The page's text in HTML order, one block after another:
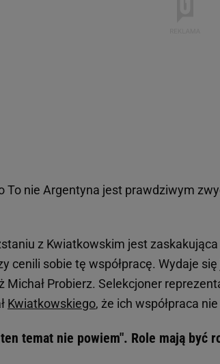
To nie Argentyna jest prawdziwym
z Kwiatkowskim jest
cenili sobie tę współpracę. Wydaje
Michał Probierz. Selekcjoner
Kwiatkowskiego, że ich współpraca
temat nie powiem". Role mają być